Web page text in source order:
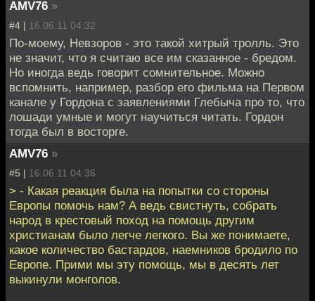
AMV76 »
#4 | 16.06.11 04:32
По-моему, Невзоров - это такой хитрый тролль. Это
не значит, что я считаю все им сказанное - бредом.
Но иногда ведь говорит сомнительное. Можно
вспомнить, например, разбор его фильма на Первом
канале у Гордона с заявлениями Глебыча про то, что
лошади умные и могут научиться читать. Гордон
тогда был в восторге.
AMV76 »
#5 | 16.06.11 04:36
> - Какая реакция была на попытки со стороны
Европы помочь нам? А ведь свистнуть, собрать
народ в крестовый поход на помощь другим
христианам было легче легкого. Вы же понимаете,
какое количество бастардов, наемников бродило по
Европе. Прими мы эту помощь, мы в десять лет
выкинули монголов.